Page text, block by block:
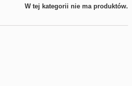
W tej kategorii nie ma produktów.